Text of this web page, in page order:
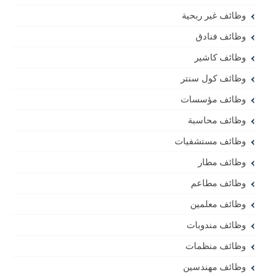
وظائف غير ربحية
وظائف فنادق
وظائف كاشير
وظائف كول سنتر
وظائف مؤسسات
وظائف محاسبة
وظائف مستشفيات
وظائف مطار
وظائف مطاعم
وظائف معلمين
وظائف مندوبات
وظائف منظمات
وظائف مهندسين